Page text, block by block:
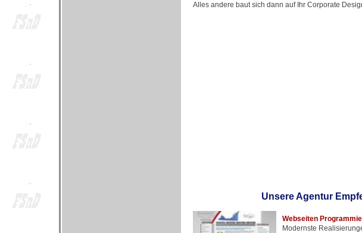
Alles andere baut sich dann auf Ihr Corporate
Unsere Agentur
Webseiten
Modernste